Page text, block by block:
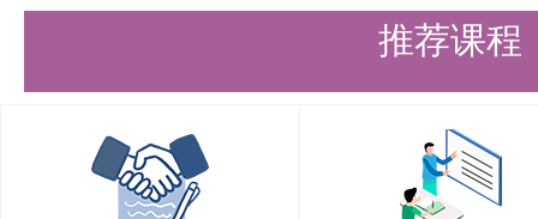
造、嵌入式系统、计算机控制技
为，凭借清华大学深厚的学术底
广泛的行业影响力，该专业毕业
推荐课程